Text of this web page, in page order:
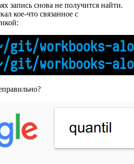
запись снова не получится найти.
кое-что связанное с